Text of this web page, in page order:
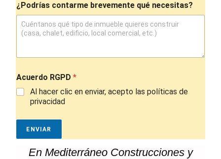
t
a
f
o
n
L
c
¿Podrías contarme brevemente qué necesitas?
Acuerdo RGPD*
Al hacer clic en enviar, acepto las políticas de
privacidad
ENVIAR
En Mediterráneo Construcciones y